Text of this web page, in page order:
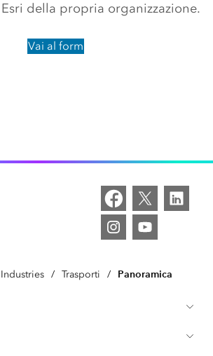
della propria organizzazione.
Vai al form
Industries / Trasporti / Panoramica